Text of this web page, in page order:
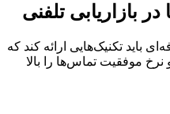
بازاریابی تلفنی
باید تکنیک‌هایی ارائه کند که
موفقیت تماس‌ها را بالا